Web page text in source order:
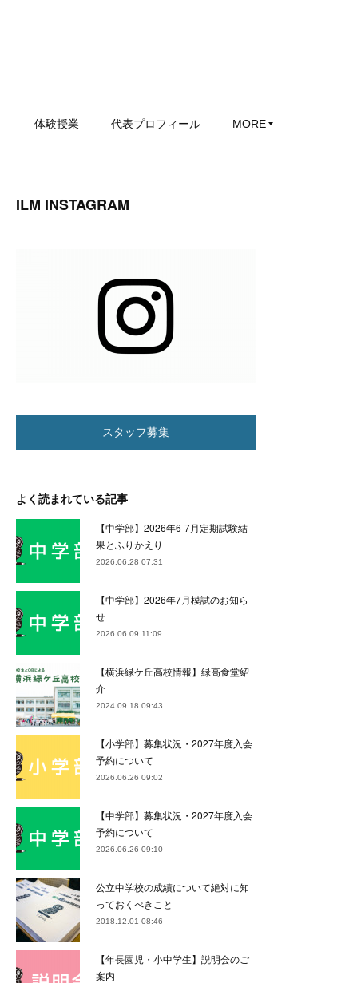
体験授業 代表プロフィール MORE
ILM INSTAGRAM
スタッフ募集
よく読まれている記事
【中学部】2026年6-7月定期試験結
果とふりかえり
2026.06.28 07:31
【中学部】2026年7月模試のお知ら
せ
2026.06.09 11:09
【横浜緑ケ丘高校情報】緑高食堂紹
介
2024.09.18 09:43
【小学部】募集状況・2027年度入会
予約について
2026.06.26 09:02
【中学部】募集状況・2027年度入会
予約について
2026.06.26 09:10
公立中学校の成績について絶対に知
っておくべきこと
2018.12.01 08:46
【年長園児・小中学生】説明会のご
案内